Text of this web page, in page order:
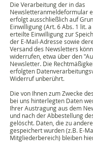
Die Verarbeitung der in das
Newsletteranmeldeformular
erfolgt ausschließlich auf
Einwilligung (Art. 6 Abs. 1 lit. a
erteilte Einwilligung zur
der E-Mail-Adresse sowie
Versand des Newsletters
widerrufen, etwa über den
Newsletter. Die
erfolgten
Widerruf unberührt.
Die von Ihnen zum Zwecke
bei uns hinterlegten Daten
Ihrer Austragung aus dem
und nach der Abbestellung
gelöscht. Daten, die zu
gespeichert wurden (z.B. E-
Mitgliederbereich) bleiben